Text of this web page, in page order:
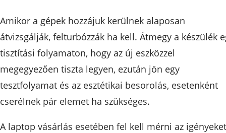
Amikor a gépek hozzájuk kerülnek alaposan
átvizsgálják, felturbózzák ha kell. Átmegy a készülék
tisztítási folyamaton, hogy az új eszközzel
megegyezően tiszta legyen, ezután jön egy
tesztfolyamat és az esztétikai besorolás, esetenként
cserélnek pár elemet ha szükséges.
A laptop vásárlás esetében fel kell mérni az